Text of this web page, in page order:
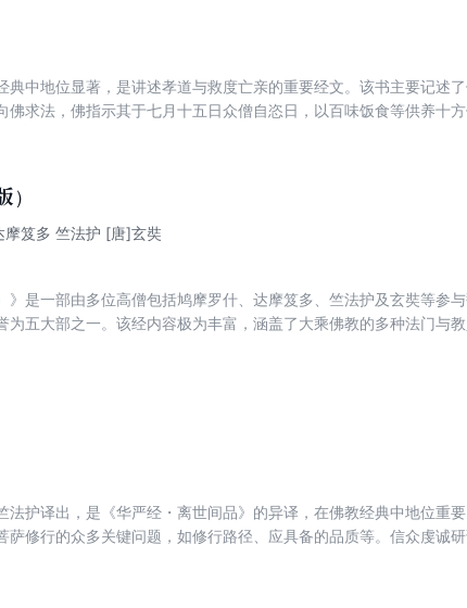
典中地位显著，是讲述孝道与救度亡亲的重要经文。该书主要记述
佛求法，佛指示其于七月十五日众僧自恣日，以百味饭食等供养十
）
笈多 竺法护 [唐]玄奘
》是一部由多位高僧包括鸠摩罗什、达摩笈多、竺法护及玄奘等参
为五大部之一。该经内容极为丰富，涵盖了大乘佛教的多种法门与
法护译出，是《华严经・离世间品》的异译，在佛教经典中地位重
萨修行的众多关键问题，如修行路径、应具备的品质等。信众虔诚